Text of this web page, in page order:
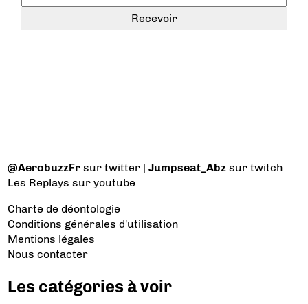
@AerobuzzFr sur twitter |Jumpseat_Abz sur twitch
Les Replays sur youtube
Charte de déontologie
Conditions générales d'utilisation
Mentions légales
Nous contacter
Les catégories à voir